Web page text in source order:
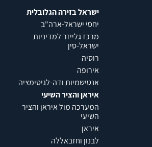
ישראל בזירה הגלובלית
יחסי ישראל-ארה"ב
מרכז גלייזר למדיניות
ישראל-סין
רוסיה
אירופה
אנטישמיות ודה-לגיטימציה
איראן והציר השיעי
המערכה מול איראן והציר
השיעי
איראן
לבנון וחזבאללה